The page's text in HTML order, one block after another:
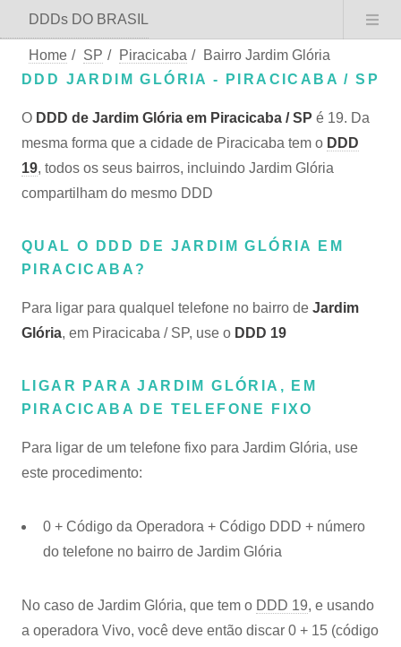
DDDs DO BRASIL
Home / SP / Piracicaba /
Bairro Jardim Glória
DDD JARDIM GLÓRIA - PIRACICABA / SP
O DDD de Jardim Glória em Piracicaba / SP é 19. Da
mesma forma que a cidade de Piracicaba tem o DDD
19, todos os seus bairros, incluindo Jardim Glória
compartilham do mesmo DDD
QUAL O DDD DE JARDIM GLÓRIA EM
PIRACICABA?
Para ligar para qualquel telefone no bairro de Jardim
Glória, em Piracicaba / SP, use o DDD 19
LIGAR PARA JARDIM GLÓRIA, EM
PIRACICABA DE TELEFONE FIXO
Para ligar de um telefone fixo para Jardim Glória, use
este procedimento:
0 + Código da Operadora + Código DDD + número
do telefone no bairro de Jardim Glória
No caso de Jardim Glória, que tem o DDD 19, e usando
a operadora Vivo, você deve então discar 0 + 15 (código